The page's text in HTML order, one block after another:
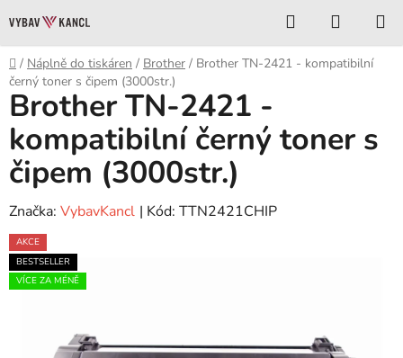
na
obsah
Hledat
KOŠÍK
Domů
/ Náplně do tiskáren / Brother / Brother TN-2421 - kompatibilní
černý toner s čipem (3000str.)
Brother TN-2421 -
kompatibilní černý toner s
čipem (3000str.)
Značka: VybavKancl | Kód: TTN2421CHIP
AKCE
BESTSELLER
VÍCE ZA MÉNĚ